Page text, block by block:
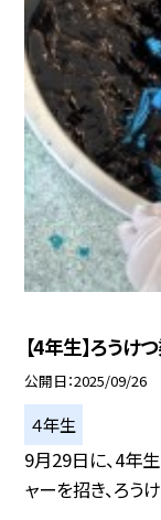
【4年生】ろうけ
公開日 2025/09/26
４年生
9月29日に、4年
ャーを招き、ろう